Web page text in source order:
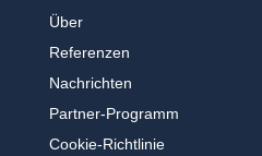
Über
Referenzen
Nachrichten
Partner-Programm
Cookie-Richtlinie